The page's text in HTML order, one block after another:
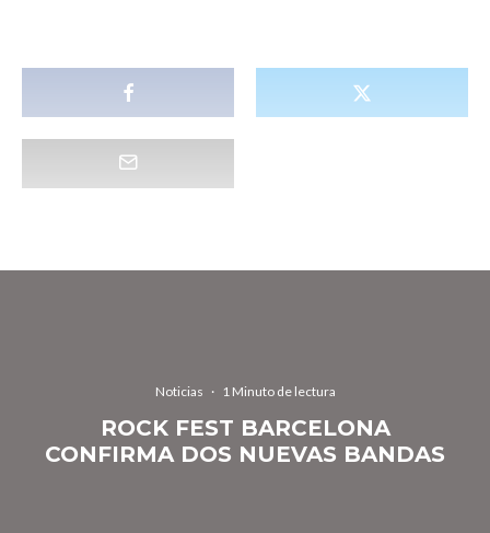
Noticias · 1 Minuto de lectura
ROCK FEST BARCELONA
CONFIRMA DOS NUEVAS BANDAS